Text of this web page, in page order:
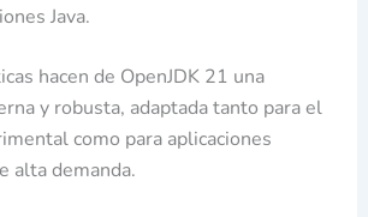
Java.
hacen de OpenJDK 21 una
y robusta, adaptada tanto para el
como para aplicaciones
alta demanda.